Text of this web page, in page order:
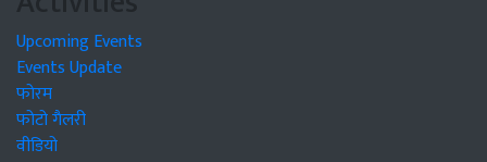
Upcoming Events
Events Update
फोरम
फोटो गैलरी
वीडियो